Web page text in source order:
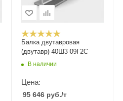
Балка двутавровая
(двутавр) 40Ш3 09Г2С
В наличии
Цена:
95 646 руб./т